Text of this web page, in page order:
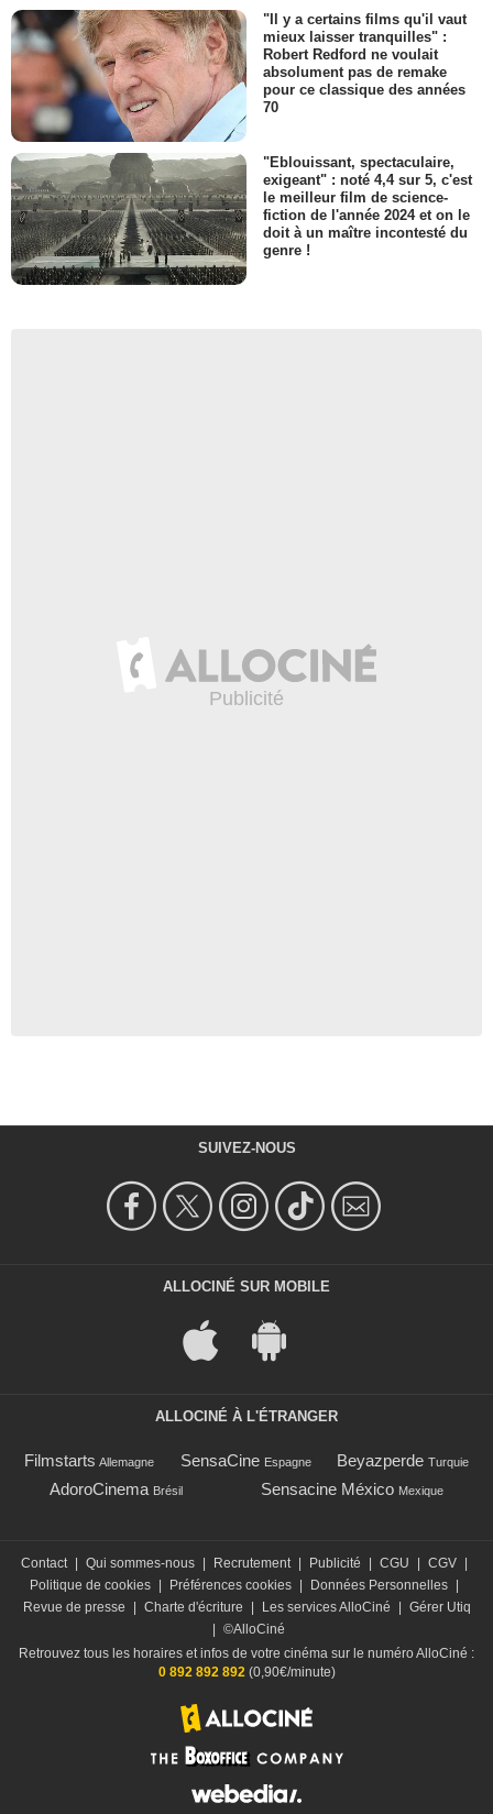
"Il y a certains films qu'il vaut
mieux laisser tranquilles" :
Robert Redford ne voulait
absolument pas de remake
pour ce classique des années
70
"Eblouissant, spectaculaire,
exigeant" : noté 4,4 sur 5, c'est
le meilleur film de science-
fiction de l'année 2024 et on le
doit à un maître incontesté du
genre !
SUIVEZ-NOUS
ALLOCINÉ SUR MOBILE
ALLOCINÉ À L'ÉTRANGER
Filmstarts Allemagne SensaCine Espagne Beyazperde Turquie
AdoroCinema Brésil Sensacine México Mexique
Contact Qui sommes-nous Recrutement Publicité CGU CGV
Politique de cookies
Préférences cookies Données Personnelles
Revue de presse
Charte d'écriture Les services AlloCiné
Gérer Utiq
©AlloCiné
Retrouvez tous les horaires et infos de votre cinéma sur le numéro AlloCiné :
0 892 892 892(0,90€/minute)